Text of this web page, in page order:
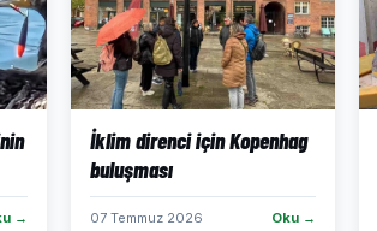
→
İklim direnci için Kopenhag
buluşması
07 Temmuz 2026 Oku →